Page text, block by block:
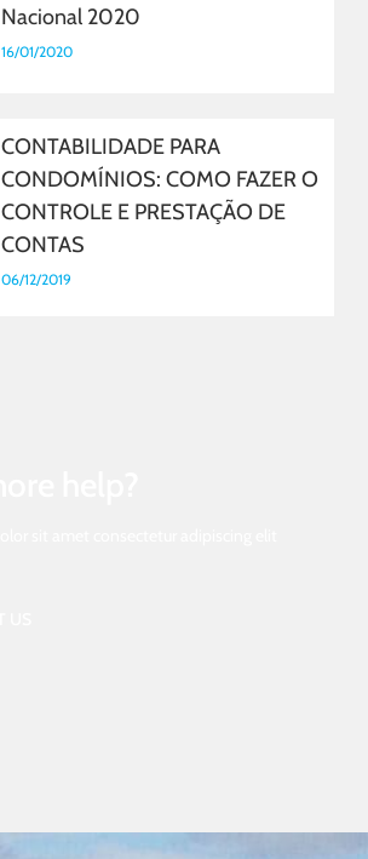
Nacional 2020
16/01/2020
CONTABILIDADE PARA
CONDOMÍNIOS: COMO FAZER O
CONTROLE E PRESTAÇÃO DE
CONTAS
06/12/2019